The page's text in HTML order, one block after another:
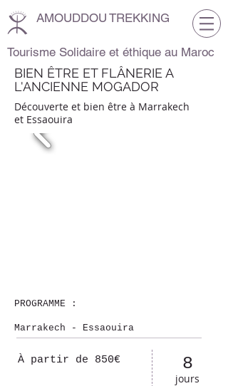
AMOUDDOU TREKKING
Tourisme Solidaire et éthique au Maroc
BIEN ÊTRE ET FLÂNERIE A
L'ANCIENNE MOGADOR
Découverte et bien être à Marrakech
et Essaouira
PROGRAMME :
Marrakech - Essaouira
À partir de 850€ 8
jours